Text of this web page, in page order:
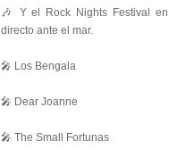
🎶 Y el Rock Nights Festival
directo ante el mar.
🎤 Los Bengala
🎤 Dear Joanne
🎤 The Small Fortunas